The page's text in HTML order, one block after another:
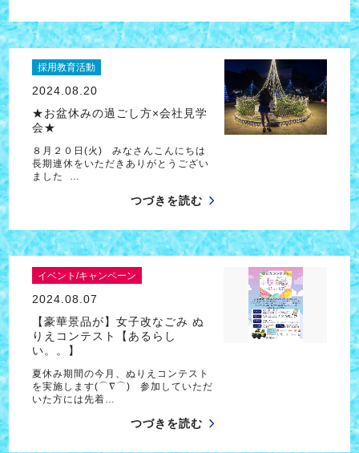
採用教育活動
2024.08.20
★お盆休みの過ごし方×会社見学
会★
８月２０日(火) みなさんこんにちは
長期連休をいただきありがとうござい
ました …
つづきを読む
イベント/キャンペーン
2024.08.07
【豪華景品が】女子改なごみ ぬ
りえコンテスト【あるらし
い。。】
夏休み期間の今月、ぬりえコンテスト
を実施します(⌒∇⌒) 参加していただ
いた方には先着…
つづきを読む